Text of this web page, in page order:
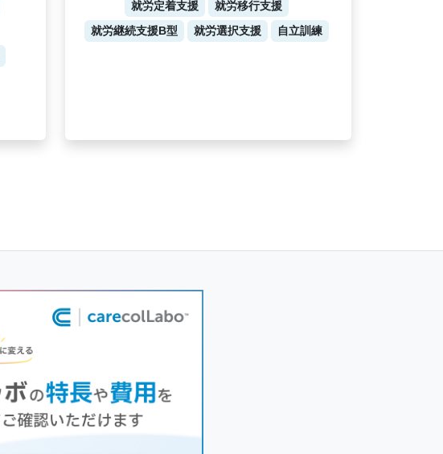
就労定着支援
就労移行支援
就労継続支援B型
就労選択支援 自立訓練